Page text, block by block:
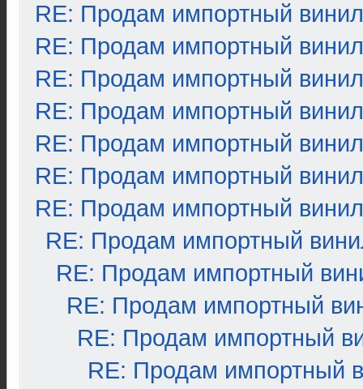
RE: Продам импортный винил
RE: Продам импортный винил
RE: Продам импортный винил
RE: Продам импортный винил
RE: Продам импортный винил
RE: Продам импортный винил
RE: Продам импортный винил
RE: Продам импортный
RE: Продам импортный
RE: Продам импортный
RE: Продам импортный
RE: Продам импортный